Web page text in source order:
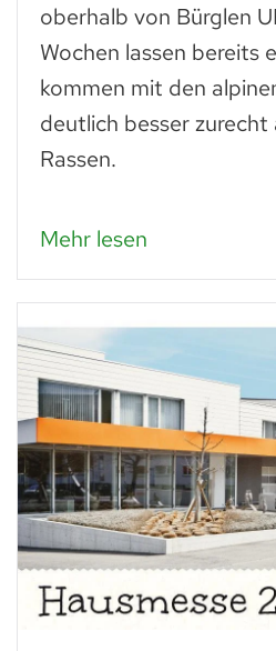
oberhalb von Bürglen
Wochen lassen bereits
kommen mit den
deutlich besser
Rassen.
Mehr lesen